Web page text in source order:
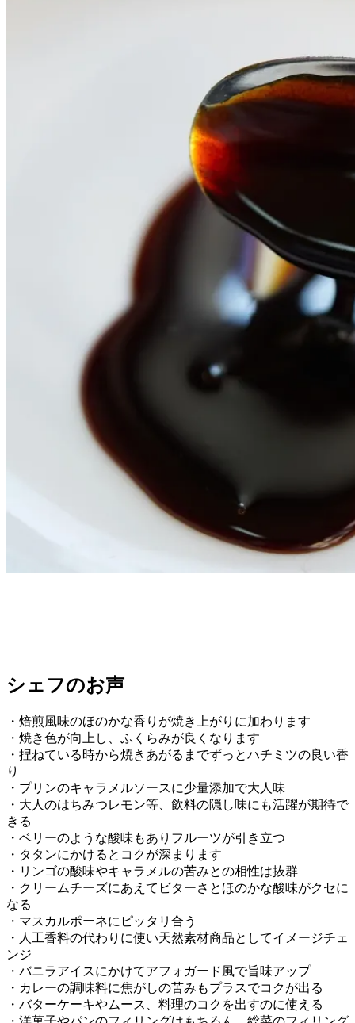
シェフのお声
・焙煎風味のほのかな香りが焼き上がりに加わります
・焼き色が向上し、ふくらみが良くなります
・捏ねている時から焼きあがるまでずっとハチミツの良い香
り
・プリンのキャラメルソースに少量添加で大人味
・大人のはちみつレモン等、飲料の隠し味にも活躍が期待で
きる
・ベリーのような酸味もありフルーツが引き立つ
・タタンにかけるとコクが深まります
・リンゴの酸味やキャラメルの苦みとの相性は抜群
・クリームチーズにあえてビターさとほのかな酸味がクセに
なる
・マスカルポーネにピッタリ合う
・人工香料の代わりに使い天然素材商品としてイメージチェ
ンジ
・バニラアイスにかけてアフォガード風で旨味アップ
・カレーの調味料に焦がしの苦みもプラスでコクが出る
・バターケーキやムース、料理のコクを出すのに使える